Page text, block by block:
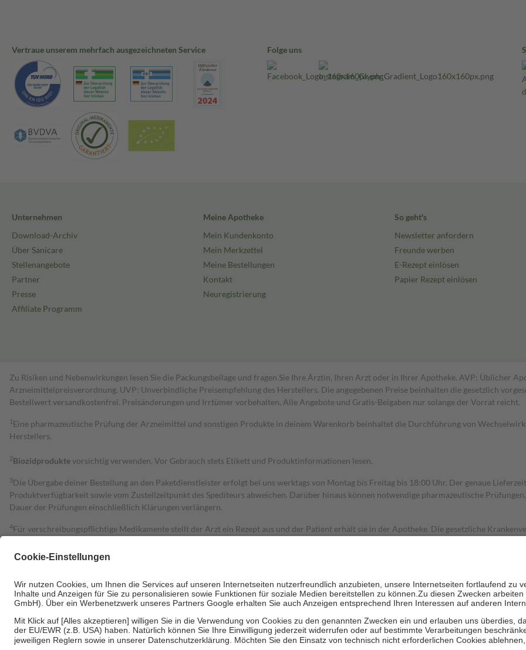
Vertraue unserem mehrfach ausgezeichneten Service Folge uns
Unternehmen
Download-Archiv
Über Sanicare
Stellenangebote
Partner
Presse
Affiliate Programm
Meine Apotheke
Mein Kundenkonto
Mein Merkzettel
Meine Bestellungen
Kontakt
Neuregistrierung
So geht's
Newsletter anfordern
Freunde werben
E-Rezept einlösen
Papier Rezept einlösen
Zu Risiken und Nebenwirkungen lesen Sie die Packungsbeilage und fragen Sie Ihre Ärztin, Ihren Arzt oder in Ihrer Apotheke. AVP: Üblicher
Arzneimittelpreisverordnung. UVP: Unverbindliche Preisempfehlung des Herstellers. Die angegebenen Preise beinhalten die gesetzlich
Bestell­wert versand­kosten­frei. Preisänderungen und Irrtümer vorbehalten. Alle Angebote und Gratis-Beigaben nur solange der Vorrat reicht.
1 Eine pharmazeutische Prüfung der Arzneimittel und sonstigen Produkte in deinem Warenkorb beinhaltet die Durchführung von
Herstellers.
2Biozidproduktevorsichtig verwenden. Vor Gebrauch stets Etikett und Produktinformationen lesen.
3Die Übergabe deiner Bestellung an den Paketdienstleister erfolgt bei uns werktags von Montag bis Freitag bis 18:00 Uhr. Der genaue
Produktverfügbarkeit sowie vom Zustellzeitpunkt des Spediteurs abweichen. Darüber hinaus können notwendige pharmazeutische
Dauer der Prüfungen einschließlich Klärungen verlängern.
4Für verschreibungspflichtige Medikamente stellt der Arzt ein Rezept aus und der Patient erhält sie in der Apotheke. Die gesetzliche
Grundsätzlich leisten Mitglieder Zuzahlungen in Höhe von zehn Prozent des Abgabepreises,
Bei Heilmitteln und häuslicher Krankenpflege beträgt die Zuzahlung zehn Prozent der Kosten sowie zehn Euro je Verordnung.
Um das Engagement der Versicherten für ihre eigene Gesundheit zu stärken und die besondere Stellung der Familie zu unterstützen, fallen
• Untersuchungen zur Vorsorge und Früherkennung, die von der GKV getragen werden
• empfohlenen Schutzimpfungen